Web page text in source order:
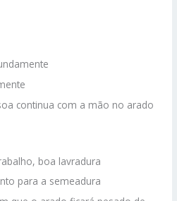
continua com a mão no arado
boa lavradura
para a semeadura